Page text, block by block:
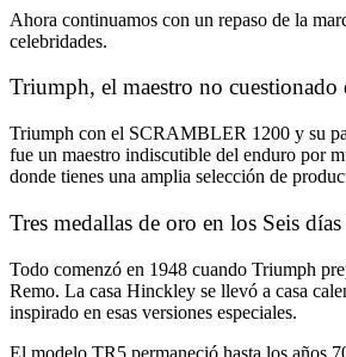
Ahora continuamos con un repaso de la
celebridades.
Triumph, el maestro no cuestionado
Triumph con el SCRAMBLER 1200 y su
fue un maestro indiscutible del enduro por
donde tienes una amplia selección de
Tres medallas de oro en los Seis
Todo comenzó en 1948 cuando Triumph
Remo. La casa Hinckley se llevó a casa
inspirado en esas versiones especiales.
El modelo TR5 permaneció hasta los años